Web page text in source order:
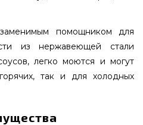
помощником для
из нержавеющей стали
легко моются и могут
так и для холодных